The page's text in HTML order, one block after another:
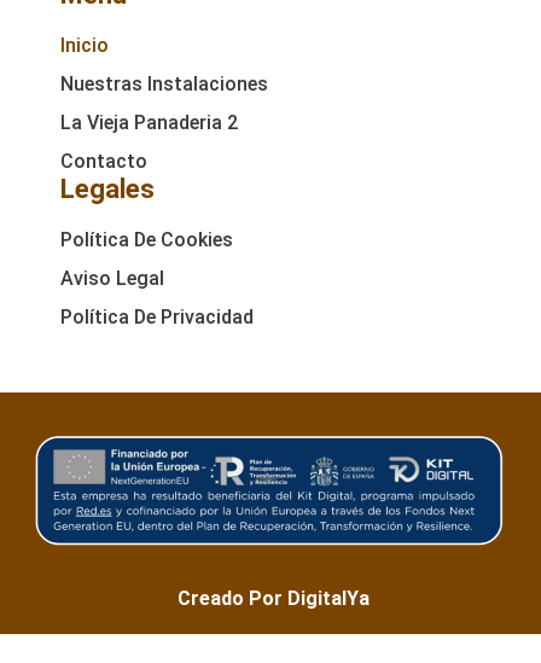
Inicio
Nuestras Instalaciones
La Vieja Panaderia 2
Contacto
Legales
Política De Cookies
Aviso Legal
Política De Privacidad
Creado Por DigitalYa